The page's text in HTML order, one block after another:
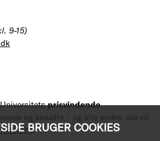
BRUGER COOKIES
9-15)
Universitetsprisvindende,
og ansatte – og alle andre, der vil
her.